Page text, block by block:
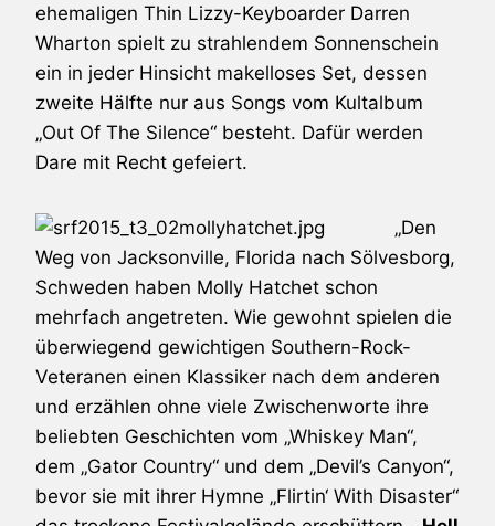
ehemaligen Thin Lizzy-Keyboarder Darren
Wharton spielt zu strahlendem Sonnenschein
ein in jeder Hinsicht makelloses Set, dessen
zweite Hälfte nur aus Songs vom Kultalbum
„Out Of The Silence“ besteht. Dafür werden
Dare mit Recht gefeiert.
„Den
Weg von Jacksonville, Florida nach Sölvesborg,
Schweden haben Molly Hatchet schon
mehrfach angetreten. Wie gewohnt spielen die
überwiegend gewichtigen Southern-Rock-
Veteranen einen Klassiker nach dem anderen
und erzählen ohne viele Zwischenworte ihre
beliebten Geschichten vom „Whiskey Man“,
dem „Gator Country“ und dem „Devil’s Canyon“,
bevor sie mit ihrer Hymne „Flirtin‘ With Disaster“